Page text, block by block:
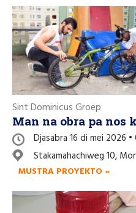
Sint Dominicus Groep
Man na obra pa nos
Djasabra 16 di mei 2026
Stakamahachiweg 10,
MUSTRA PROYEKTO »